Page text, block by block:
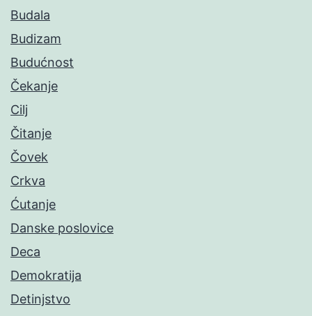
Budala
Budizam
Budućnost
Čekanje
Cilj
Čitanje
Čovek
Crkva
Ćutanje
Danske poslovice
Deca
Demokratija
Detinjstvo